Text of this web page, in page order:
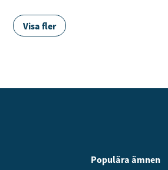
Visa fler
Populära ämnen